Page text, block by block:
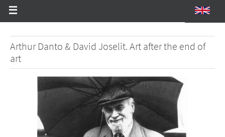
Arthur Danto & David Joselit. Art after the end of
art